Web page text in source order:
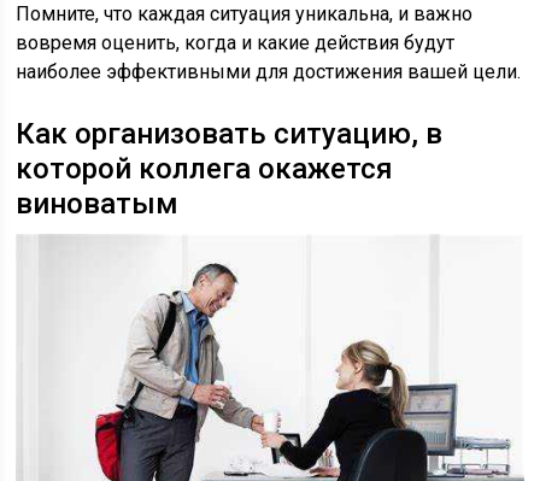
Помните, что каждая ситуация уникальна, и важно
вовремя оценить, когда и какие действия будут
наиболее эффективными для достижения вашей цели.
Как организовать ситуацию, в
которой коллега окажется
виноватым